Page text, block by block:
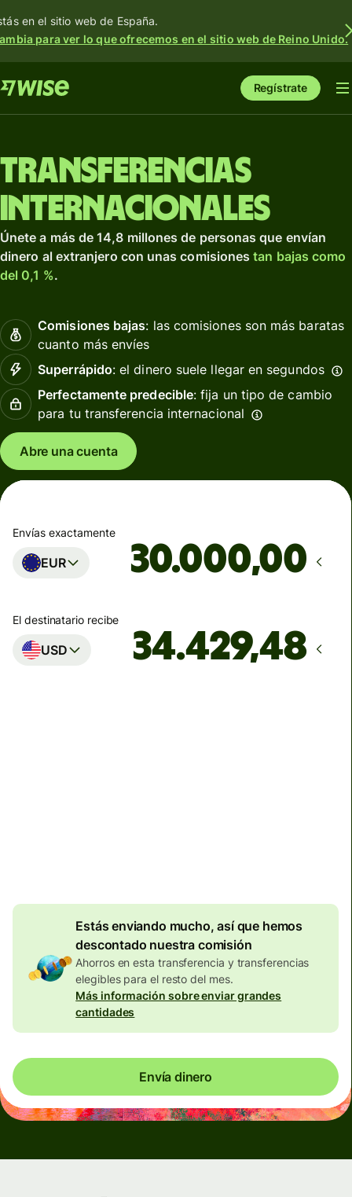
en el sitio web de España.
para ver lo que ofrecemos en el sitio web de Reino Unido.
Regístrate
Transferencias
internacionales
Únete a más de 14,8 millones de personas que envían
dinero al extranjero con unas comisionestan bajas como
del 0,1 %.
Comisiones bajas: las comisiones son más baratas
cuanto más envíes
Superrápido: el dinero suele llegar en segundos
Perfectamente predecible: fija un tipo de cambio
para tu transferencia internacional
Abre una cuenta
Envías exactamente
EUR ,00
El destinatario recibe
USD
Estás enviando mucho, así que hemos
descontado nuestra comisión
Ahorros en esta transferencia y transferencias
elegibles para el resto del mes.
Más información sobre enviar grandes
cantidades
Envía dinero